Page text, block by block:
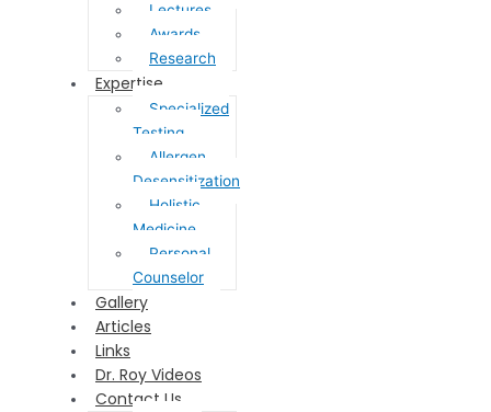
Lectures
Awards
Research
Expertise
Specialized
Testing
Allergen
Desensitization
Holistic
Medicine
Personal
Counselor
Gallery
Articles
Links
Dr. Roy Videos
Contact Us